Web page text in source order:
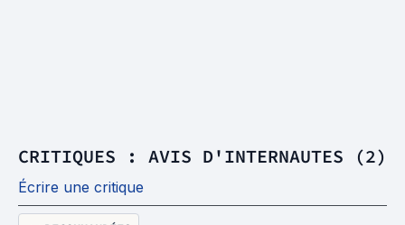
CRITIQUES : AVIS D'INTERNAUTES (2)
Écrire une critique